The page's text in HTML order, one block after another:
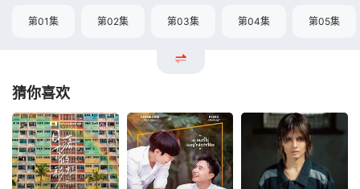
第01集 第02集 第03集 第04集 第05集
猜你喜欢